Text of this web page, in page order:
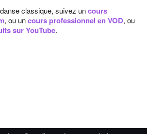
classique, suivez uncours
, ou uncours professionnel en VOD, ou
sur YouTube.